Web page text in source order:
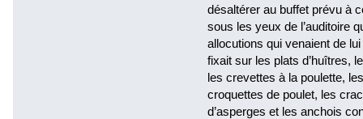
désaltérer au buffet prévu à
sous les yeux de l’auditoire
allocutions qui venaient de
fixait sur les plats d’huîtres,
les crevettes à la poulette,
croquettes de poulet, les
d’asperges et les anchois